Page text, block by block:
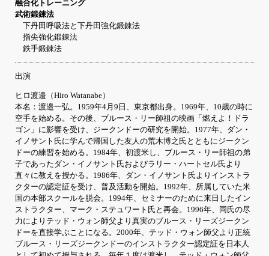
融合化トレーニング
武術鍛錬法
下丹田呼吸法と下丹田強化鍛錬法
指尖強化鍛錬法
鉄手鍛錬法
出演
ヒロ渡邉（Hiro Watanabe）
本名：渡邉一弘。1959年4月9日、東京都出身。1969年、10歳の時に
空手を始める。その後、ブルース・リー師祖の映画「燃えよ！ドラ
ゴン」に影響を受け、ジークンドーの研究を開始。1977年、ダン・
イノサント氏に学んで帰国した友人の荒木博之氏とともにジークン
ドーの練習を始める。1984年、初渡米し、ブルース・リー師祖の弟
子であったダン・イノサント氏およびラリー・ハートセル氏より
直々に教えを授かる。1986年、ダン・イノサント氏よりインストラ
クターの認定証を受け、普及活動を開始。1992年、所属していた米
国の本部スクールを脱会。1994年、セミナーのために来日したイン
ストラクター、マーク・ステュワート氏と再会。1996年、同氏の尽
力によりテッド・ウォン師父より真実のブルース・リーズジークン
ドーを直接学ぶことになる。2000年、テッド・ウォン師父より正統
ブルース・リーズジークンドーのインストラクター認定証を日本人